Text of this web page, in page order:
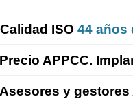
ISO 44 años
Precio APPCC.
Asesores y gestores